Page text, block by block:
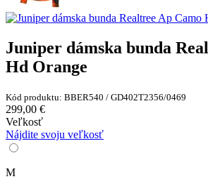
Juniper dámska bunda
Hd Orange
Kód produktu: BBER540 / GD402T2356/0469
299,00 €
Veľkosť
Nájdite svoju veľkosť
M